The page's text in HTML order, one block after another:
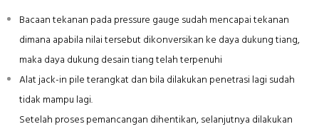
Bacaan tekanan pada pressure gauge sudah mencapai tekanan
dimana apabila nilai tersebut dikonversikan ke daya dukung tiang,
maka daya dukung desain tiang telah terpenuhi
Alat jack-in pile terangkat dan bila dilakukan penetrasi lagi sudah
tidak mampu lagi.
Setelah proses pemancangan dihentikan, selanjutnya dilakukan